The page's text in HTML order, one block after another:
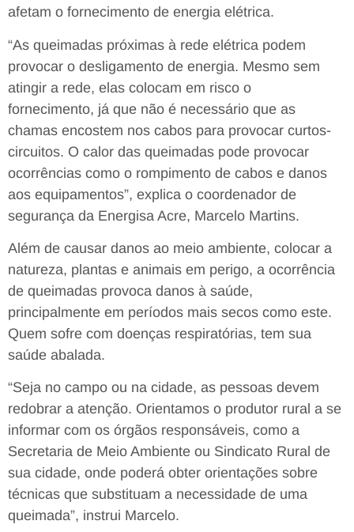
afetam o fornecimento de energia elétrica.
“As queimadas próximas à rede elétrica podem
provocar o desligamento de energia. Mesmo sem
atingir a rede, elas colocam em risco o
fornecimento, já que não é necessário que as
chamas encostem nos cabos para provocar curtos-
circuitos. O calor das queimadas pode provocar
ocorrências como o rompimento de cabos e danos
aos equipamentos”, explica o coordenador de
segurança da Energisa Acre, Marcelo Martins.
Além de causar danos ao meio ambiente, colocar a
natureza, plantas e animais em perigo, a ocorrência
de queimadas provoca danos à saúde,
principalmente em períodos mais secos como este.
Quem sofre com doenças respiratórias, tem sua
saúde abalada.
“Seja no campo ou na cidade, as pessoas devem
redobrar a atenção. Orientamos o produtor rural a se
informar com os órgãos responsáveis, como a
Secretaria de Meio Ambiente ou Sindicato Rural de
sua cidade, onde poderá obter orientações sobre
técnicas que substituam a necessidade de uma
queimada”, instrui Marcelo.